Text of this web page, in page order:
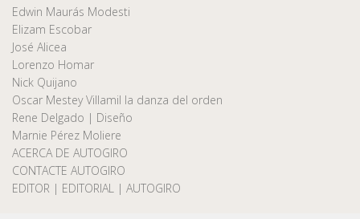
Edwin Maurás Modesti
Elizam Escobar
José Alicea
Lorenzo Homar
Nick Quijano
Oscar Mestey Villamil la danza del orden
Rene Delgado | Diseño
Marnie Pérez Moliere
ACERCA DE AUTOGIRO
CONTACTE AUTOGIRO
EDITOR | EDITORIAL | AUTOGIRO